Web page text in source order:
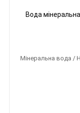
Вода
Мінеральна вода /